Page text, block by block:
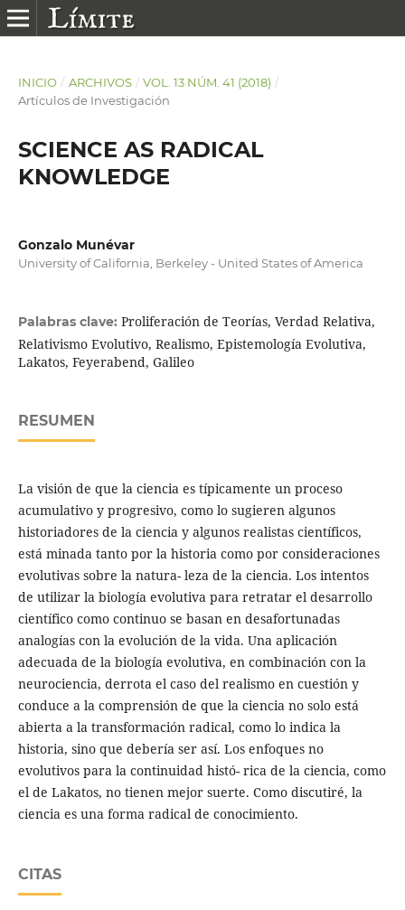
INICIO / ARCHIVOS / VOL. 13 NÚM. 41 (2018) /
Artículos de Investigación
SCIENCE AS RADICAL
KNOWLEDGE
Gonzalo Munévar
University of California, Berkeley - United States of America
Palabras clave: Proliferación de Teorías, Verdad Relativa,
Relativismo Evolutivo, Realismo, Epistemología Evolutiva,
Lakatos, Feyerabend, Galileo
RESUMEN
La visión de que la ciencia es típicamente un proceso
acumulativo y progresivo, como lo sugieren algunos
historiadores de la ciencia y algunos realistas científicos,
está minada tanto por la historia como por consideraciones
evolutivas sobre la natura- leza de la ciencia. Los intentos
de utilizar la biología evolutiva para retratar el desarrollo
científico como continuo se basan en desafortunadas
analogías con la evolución de la vida. Una aplicación
adecuada de la biología evolutiva, en combinación con la
neurociencia, derrota el caso del realismo en cuestión y
conduce a la comprensión de que la ciencia no solo está
abierta a la transformación radical, como lo indica la
historia, sino que debería ser así. Los enfoques no
evolutivos para la continuidad histó- rica de la ciencia, como
el de Lakatos, no tienen mejor suerte. Como discutiré, la
ciencia es una forma radical de conocimiento.
CITAS